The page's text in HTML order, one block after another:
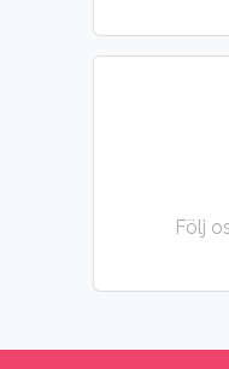
Följ